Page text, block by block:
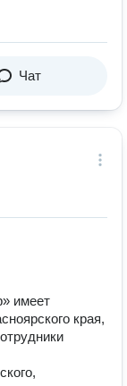
Чат
имеет
края,